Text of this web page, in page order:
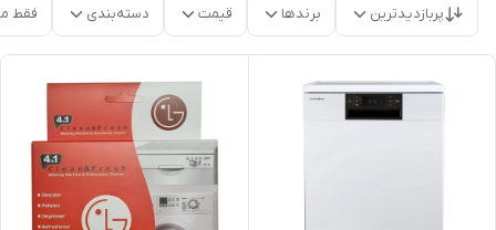
پربازدیدترین برندها قیمت دسته‌بندی فقط